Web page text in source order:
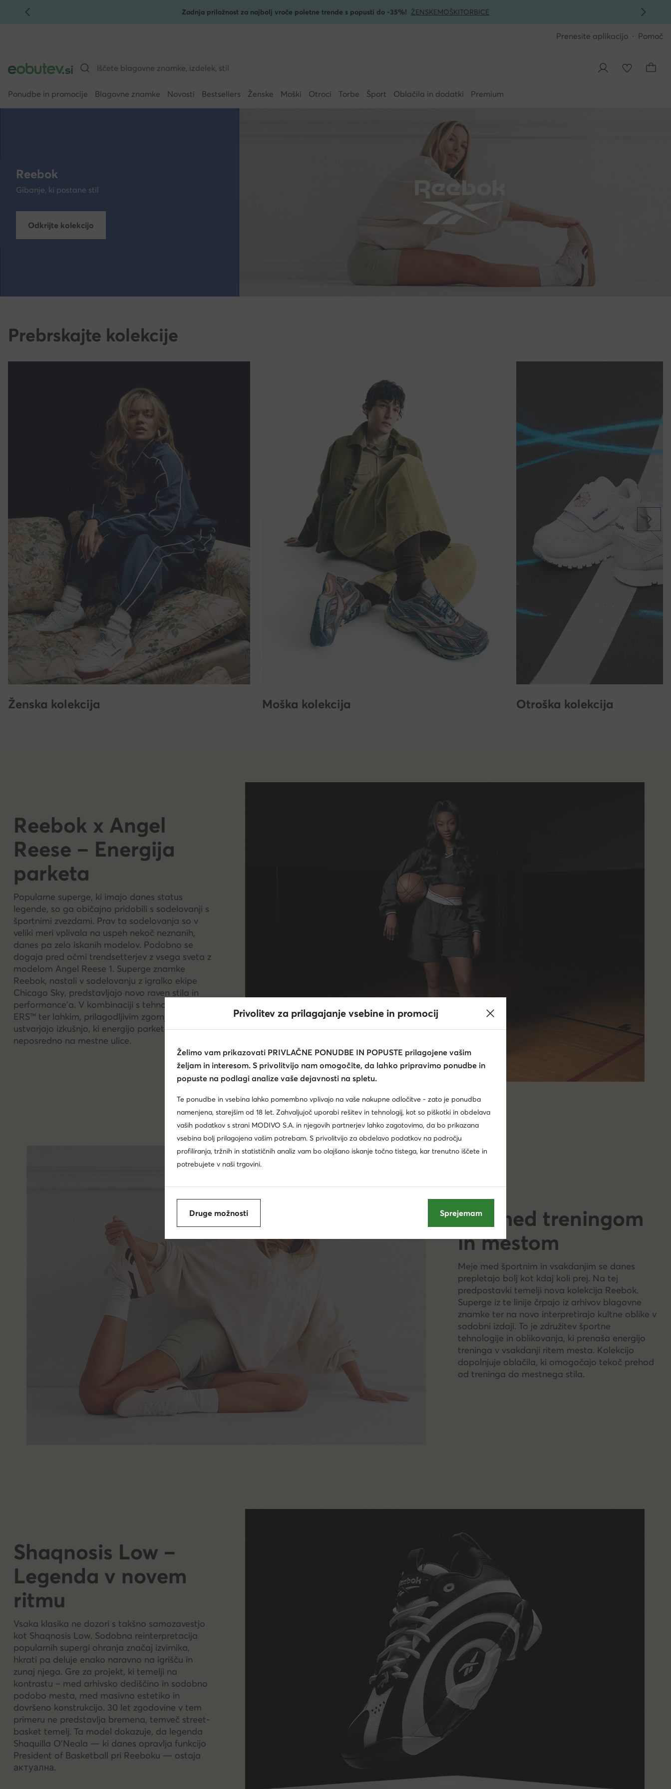
POJDI NA GLAVNO VSEBINO Zadnja priložnost za najbolj vroče poletne trende s popusti do -35%! ŽENSKEMOŠKITORBICE
Prenesite aplikacijo Pomoč
Ponudbe in promocije Blagovne znamke Novosti Bestsellers Ženske Moški Otroci Torbe Šport Oblačila in dodatki Premium
Reebok
Gibanje, ki postane stil
Odkrijte kolekcijo
Prebrskajte kolekcije
Ženska kolekcija Moška kolekcija Otroška kolekcija
Reebok x Angel
Reese – Energija
parketa
Popularne superge, ki imajo danes status
legende, so ga običajno pridobili s sodelovanji s
športnimi zvezdami. Prav ta sodelovanja so v
veliki meri vplivala na uspeh nekoč neznanih,
danes pa zelo iskanih modelov. Podobno se
dogaja pred očmi trendsetterjev z vsega sveta z
modelom Angel Reese 1. Superge znamke
Reebok, nastali v sodelovanju z igralko ekipe
Chicago Sky, predstavljajo novo raven stila in
performance'a. V kombinaciji s tehnologijo
ERS™ ter lahkim, prilagodljivim zgornjim delom
ustvarjajo izkušnjo, ki energijo parketa prenaša
neposredno na mestne ulice.
Stil med treningom
in mestom
Meje med športnim in vsakdanjim se danes
prepletajo bolj kot kdaj koli prej. Na tej
predpostavki temelji nova kolekcija Reebok.
Superge iz te linije črpajo iz arhivov blagovne
znamke ter na novo interpretirajo kultne oblike v
sodobni izdaji. To je združitev športne
tehnologije in oblikovanja, ki prenaša energijo
treninga v vsakdanji ritem mesta. Kolekcijo
dopolnjuje oblačila, ki omogočajo tekoč prehod
od treninga do mestnega stila.
Shaqnosis Low –
Legenda v novem
ritmu
Vsaka klasika ne dozori s takšno samozavestjo
kot Shaqnosis Low. Sodobna reinterpretacija
popularnih supergi ohranja značaj izvirnika,
hkrati pa deluje enako naravno na igrišču in
zunaj njega. Gre za projekt, ki temelji na
kontrastu – med arhivsko dediščino in sodobno
podobo mesta, med masivno estetiko in
dovršeno konstrukcijo. 30 let zgodovine v tem
primeru ne predstavlja bremena, temveč street-
basket temelj. Ta model dokazuje, da legenda
Shaquilla O’Neala — ki danes opravlja funkcijo
President of Basketball pri Reeboku — ostaja
актуална.
Privolitev za prilagajanje vsebine in promocij
Želimo vam prikazovati PRIVLAČNE PONUDBE IN POPUSTE prilagojene vašim
željam in interesom. S privolitvijo nam omogočite, da lahko pripravimo ponudbe in
popuste na podlagi analize vaše dejavnosti na spletu.
Te ponudbe in vsebina lahko pomembno vplivajo na vaše nakupne odločitve - zato je ponudba
namenjena, starejšim od 18 let. Zahvaljujoč uporabi rešitev in tehnologij, kot so piškotki in obdelava
vaših podatkov s strani MODIVO S.A. in njegovih partnerjev lahko zagotovimo, da bo prikazana
vsebina bolj prilagojena vašim potrebam. S privolitvijo za obdelavo podatkov na področju
profiliranja, tržnih in statističnih analiz vam bo olajšano iskanje točno tistega, kar trenutno iščete in
potrebujete v naši trgovini.
Druge možnosti Sprejemam